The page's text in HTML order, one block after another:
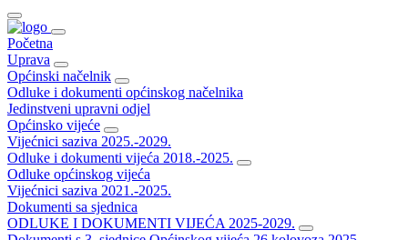
Početna
Uprava
Općinski načelnik
Odluke i dokumenti općinskog načelnika
Jedinstveni upravni odjel
Općinsko vijeće
Vijećnici saziva 2025.-2029.
Odluke i dokumenti vijeća 2018.-2025.
Odluke općinskog vijeća
Vijećnici saziva 2021.-2025.
Dokumenti sa sjednica
ODLUKE I DOKUMENTI VIJEĆA 2025-2029.